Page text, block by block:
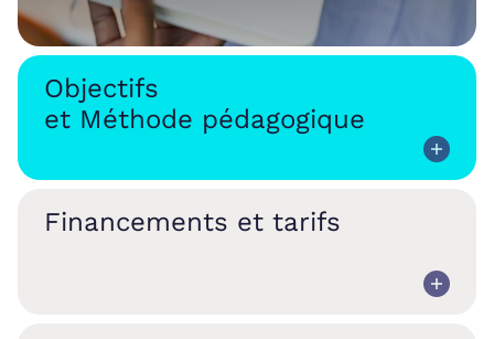
Objectifs
et Méthode pédagogique
Financements et tarifs